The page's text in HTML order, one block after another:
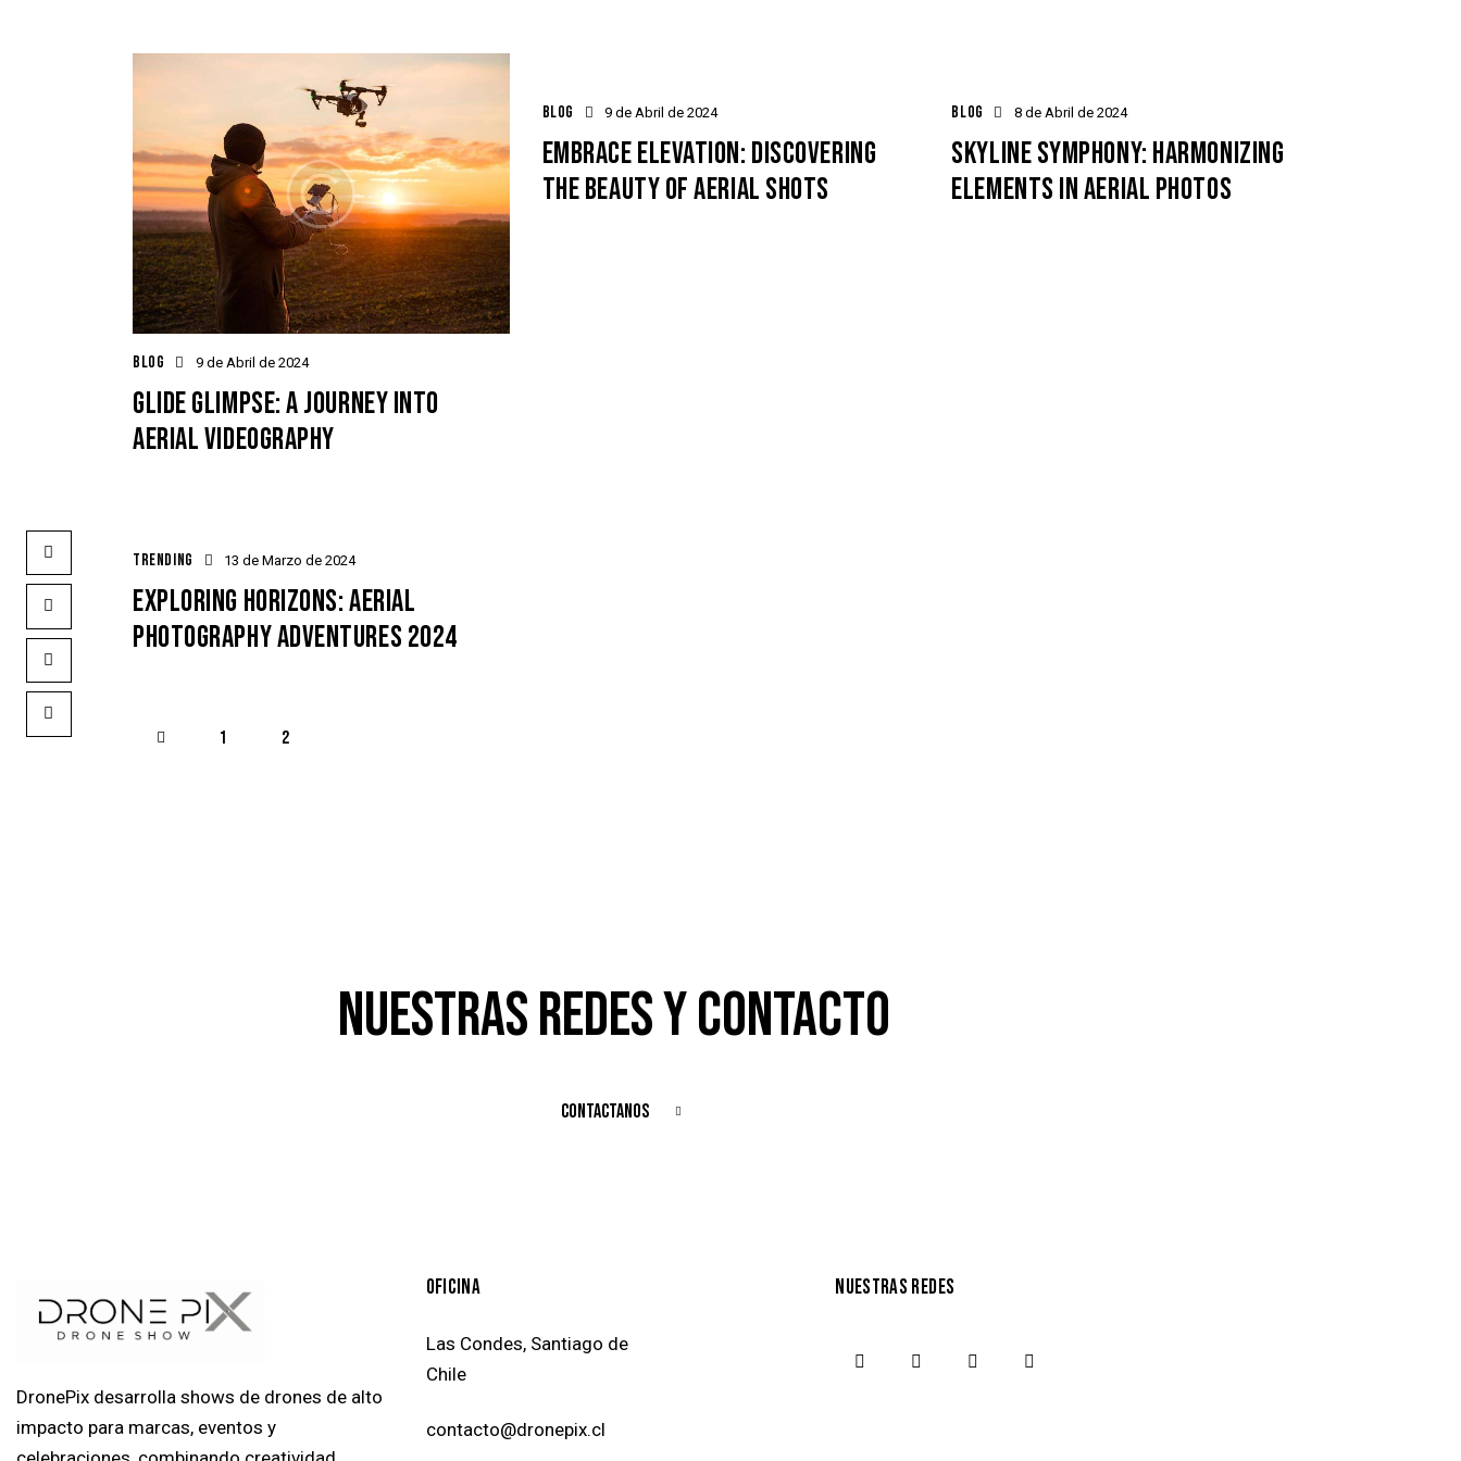
BLOG 9 de Abril de 2024
GLIDE GLIMPSE: A JOURNEY INTO
AERIAL VIDEOGRAPHY
BLOG 9 de Abril de 2024
EMBRACE ELEVATION: DISCOVERING
THE BEAUTY OF AERIAL SHOTS
BLOG 8 de Abril de 2024
SKYLINE SYMPHONY: HARMONIZING
ELEMENTS IN AERIAL PHOTOS
TRENDING 13 de Marzo de 2024
EXPLORING HORIZONS: AERIAL
PHOTOGRAPHY ADVENTURES 2024
< 1 2
NUESTRAS REDES Y CONTACTO
CONTACTANOS
DronePix desarrolla shows de drones de alto
impacto para marcas, eventos y
OFICINA
Las Condes, Santiago de
Chile
contacto@dronepix.cl
NUESTRAS REDES